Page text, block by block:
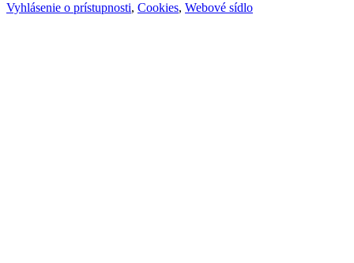
Vyhlásenie o prístupnosti, Cookies, Webové sídlo